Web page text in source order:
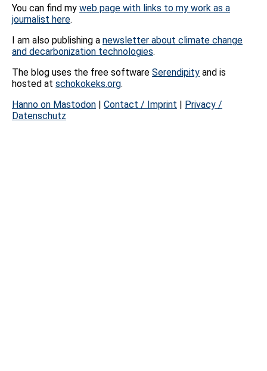
You can find my web page with links to my work as a
journalist here.
I am also publishing a newsletter about climate change
and decarbonization technologies.
The blog uses the free software Serendipity and is
hosted at schokokeks.org.
Hanno on Mastodon | Contact / Imprint | Privacy /
Datenschutz